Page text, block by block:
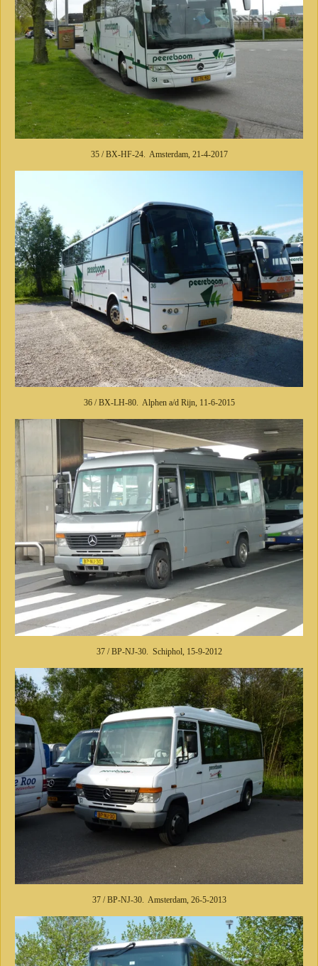
35 / BX-HF-24. Amsterdam, 21-4-2017
36 / BX-LH-80. Alphen a/d Rijn, 11-6-2015
37 / BP-NJ-30. Schiphol, 15-9-2012
37 / BP-NJ-30. Amsterdam, 26-5-2013